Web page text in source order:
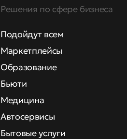
Решения по сфере бизнеса
Подойдут всем
Маркетплейсы
Образование
Бьюти
Медицина
Автосервисы
Бытовые услуги